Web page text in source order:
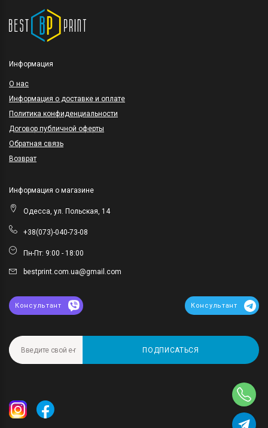
Информация
O нас
Информация о доставке и оплате
Политика конфиденциальности
Договор публичной оферты
Обратная связь
Возврат
Информация о магазине
Одесса, ул. Польская, 14
+38(073)-040-73-08
Пн-Пт: 9:00 - 18:00
bestprint.com.ua@gmail.com
Консультант Консультант
ПОДПИСАТЬСЯ